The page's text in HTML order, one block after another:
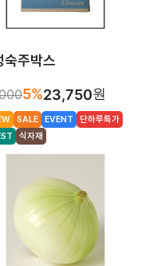
숙주박스
5%23,750원
SALE EVENT
단하루특가
식자재